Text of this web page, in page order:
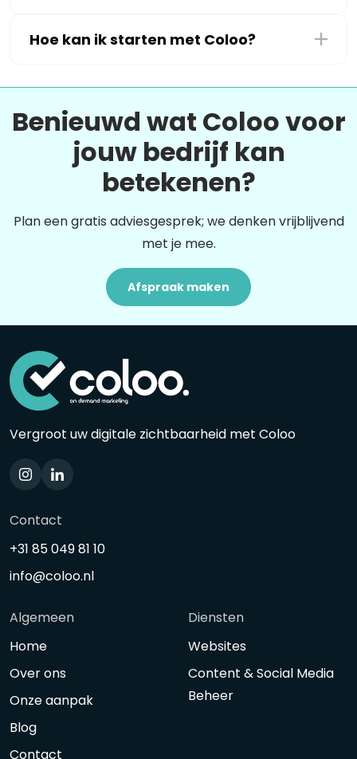
Hoe kan ik starten met Coloo?
Benieuwd wat Coloo voor
jouw bedrijf kan
betekenen?
Plan een gratis adviesgesprek; we denken vrijblijvend
met je mee.
Afspraak maken
Vergroot uw digitale zichtbaarheid met Coloo
Contact
+31 85 049 81 10
info@coloo.nl
Algemeen
Home
Over ons
Onze aanpak
Blog
Contact
Diensten
Websites
Content & Social Media
Beheer